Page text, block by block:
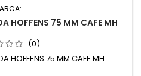
HOFFENS 75 MM CAFE MH
(0)
HOFFENS 75 MM CAFE MH